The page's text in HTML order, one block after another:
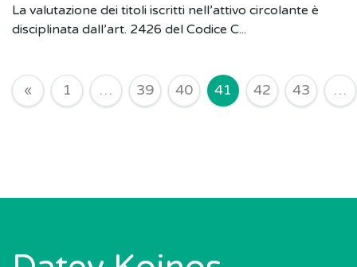
La valutazione dei titoli iscritti nell’attivo circolante è
disciplinata dall’art. 2426 del Codice C...
Navigazione degli articoli
« 1 … 39 40 41 42 43 …